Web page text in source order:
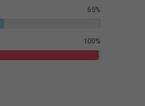
65%
100%